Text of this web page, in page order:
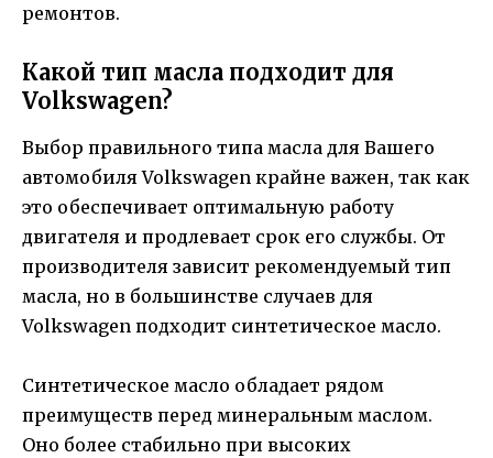
ремонтов.
Какой тип масла подходит для
Volkswagen?
Выбор правильного типа масла для Вашего
автомобиля Volkswagen крайне важен, так как
это обеспечивает оптимальную работу
двигателя и продлевает срок его службы. От
производителя зависит рекомендуемый тип
масла, но в большинстве случаев для
Volkswagen подходит синтетическое масло.
Синтетическое масло обладает рядом
преимуществ перед минеральным маслом.
Оно более стабильно при высоких